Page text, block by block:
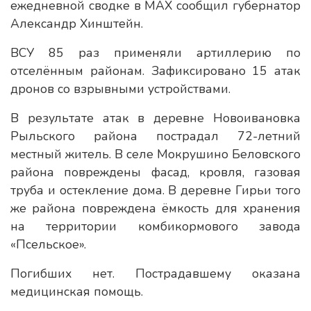
ежедневной сводке в МАХ сообщил губернатор
Александр Хинштейн.
ВСУ 85 раз применяли артиллерию по
отселённым районам. Зафиксировано 15 атак
дронов со взрывными устройствами.
В результате атак в деревне Новоивановка
Рыльского района пострадал 72-летний
местный житель. В селе Мокрушино Беловского
района повреждены фасад, кровля, газовая
труба и остекление дома. В деревне Гирьи того
же района повреждена ёмкость для хранения
на территории комбикормового завода
«Псельское».
Погибших нет. Пострадавшему оказана
медицинская помощь.